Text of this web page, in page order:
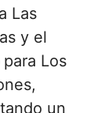
Las
y el
Los
un